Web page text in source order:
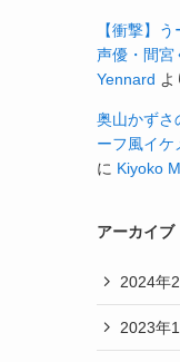
【衝撃】
声優・間宮
Yennard よ
奥山かずさ
ーフ風イケ
に Kiyoko
アーカイブ
2024年
2023年